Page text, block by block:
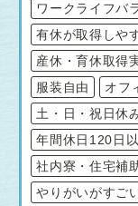
ワークライフバ
有休が取得しや
産休・育休取得
服装自由
オフ
土・日・祝日休
年間休日120日
社内寮・住宅補
やりがいがすご